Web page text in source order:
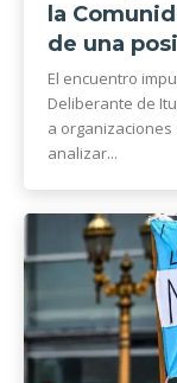
la
de una
El encuentro
Deliberante de
a
analizar...